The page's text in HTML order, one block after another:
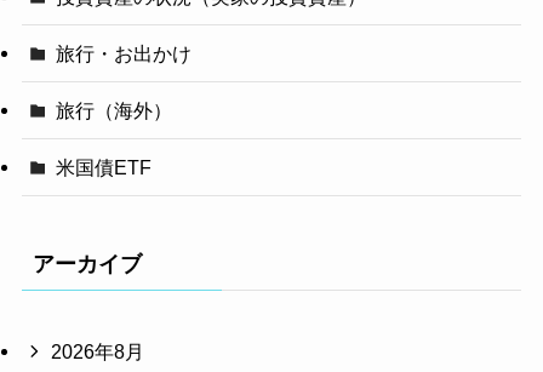
旅行・お出かけ
旅行（海外）
米国債ETF
アーカイブ
2026年8月